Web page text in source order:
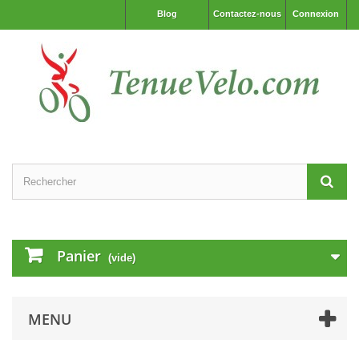
Connexion
Contactez-nous
Blog
Panier (vide)
MENU